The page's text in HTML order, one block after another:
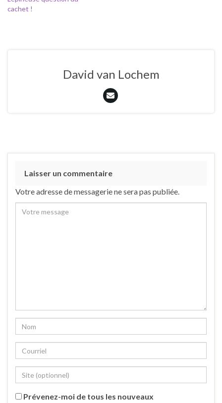
cachet !
David van Lochem
Laisser un commentaire
Votre adresse de messagerie ne sera pas publiée.
Prévenez-moi de tous les nouveaux